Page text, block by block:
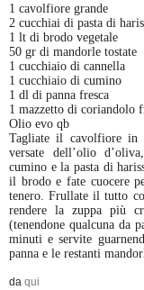
1 cavolfiore grande
2 cucchiai di pasta di
1 lt di brodo vegetale
50 gr di mandorle tostate
1 cucchiaio di cannella
1 cucchiaio di cumino
1 dl di panna fresca
1 mazzetto di coriandolo
Olio evo qb
Tagliate il cavolfiore in
versate dell’olio
cumino e la pasta di
il brodo e fate cuocere
tenero. Frullate il tutto
rendere la zuppa più
(tenendone qualcuna da
minuti e servite
panna e le restanti
da qui